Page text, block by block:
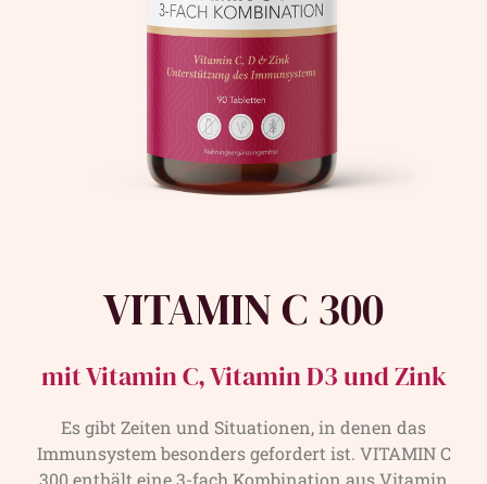
VITAMIN C 300
mit Vitamin C, Vitamin D3 und Zink
Es gibt Zeiten und Situationen, in denen das
Immunsystem besonders gefordert ist. VITAMIN C
300 enthält eine 3-fach Kombination aus Vitamin